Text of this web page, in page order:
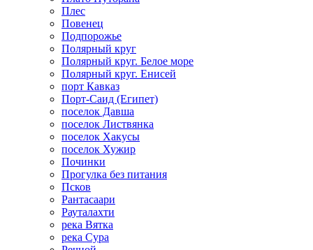
Плес
Повенец
Подпорожье
Полярный круг
Полярный круг. Белое море
Полярный круг. Енисей
порт Кавказ
Порт-Саид (Египет)
поселок Давша
поселок Листвянка
поселок Хакусы
поселок Хужир
Починки
Прогулка без питания
Псков
Рантасаари
Рауталахти
река Вятка
река Сура